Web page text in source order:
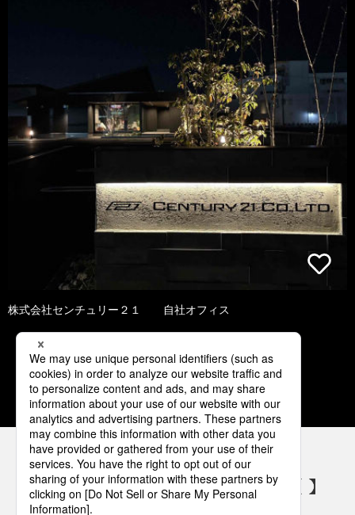
株式会社センチュリー２１ 自社オフィス
1 2 3 4 5
パナソニックの電気設備 SNSアカウント